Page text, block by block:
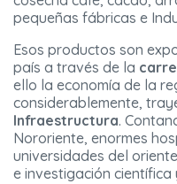
pequeñas fábricas e
Esos productos son
país a través de la
ello la economía de la
considerablemente,
Infraestructura.
Nororiente, enormes
universidades del
e investigación científica